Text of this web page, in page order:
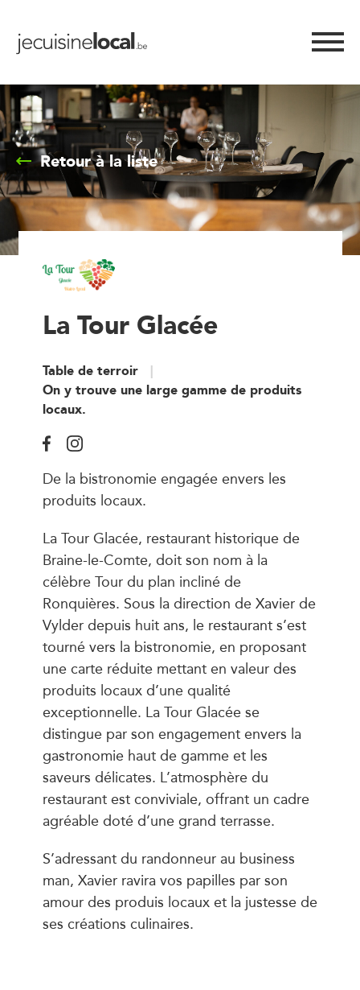
Retour à la liste
La Tour Glacée
Table de terroir
On y trouve une large gamme de produits
locaux.
De la bistronomie engagée envers les
produits locaux.
La Tour Glacée, restaurant historique de
Braine-le-Comte, doit son nom à la
célèbre Tour du plan incliné de
Ronquières. Sous la direction de Xavier de
Vylder depuis huit ans, le restaurant s’est
tourné vers la bistronomie, en proposant
une carte réduite mettant en valeur des
produits locaux d’une qualité
exceptionnelle. La Tour Glacée se
distingue par son engagement envers la
gastronomie haut de gamme et les
saveurs délicates. L’atmosphère du
restaurant est conviviale, offrant un cadre
agréable doté d’une grand terrasse.
S’adressant du randonneur au business
man, Xavier ravira vos papilles par son
amour des produis locaux et la justesse de
ses créations culinaires.